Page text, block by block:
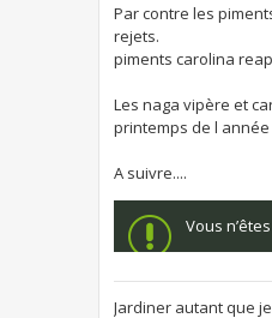
Par contre les
rejets.
piments carolina
Les naga vipère et
printemps de l
A suivre....
Vous
Jardiner autant que